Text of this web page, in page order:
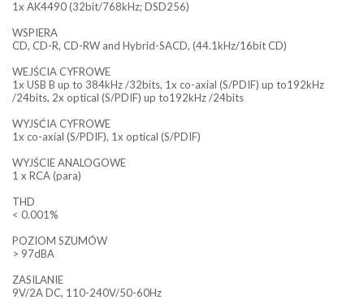
1x AK4490 (32bit/768kHz; DSD256)
WSPIERA
CD, CD-R, CD-RW and Hybrid-SACD, (44.1kHz/16bit CD)
WEJŚCIA CYFROWE
1x USB B up to 384kHz /32bits, 1x co-axial (S/PDIF) up to192kHz
/24bits, 2x optical (S/PDIF) up to192kHz /24bits
WYJSĆIA CYFROWE
1x co-axial (S/PDIF), 1x optical (S/PDIF)
WYJŚCIE ANALOGOWE
1 x RCA (para)
THD
< 0.001%
POZIOM SZUMÓW
> 97dBA
ZASILANIE
9V/2A DC, 110-240V/50-60Hz